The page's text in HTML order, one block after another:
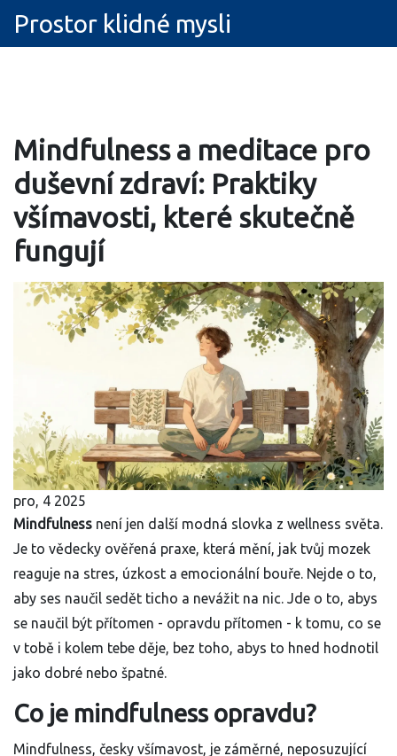
Prostor klidné mysli
Mindfulness a meditace pro
duševní zdraví: Praktiky
všímavosti, které skutečně
fungují
pro, 4 2025
Mindfulness není jen další modná slovka z wellness světa.
Je to vědecky ověřená praxe, která mění, jak tvůj mozek
reaguje na stres, úzkost a emocionální bouře. Nejde o to,
aby ses naučil sedět ticho a nevážit na nic. Jde o to, abys
se naučil být přítomen - opravdu přítomen - k tomu, co se
v tobě i kolem tebe děje, bez toho, abys to hned hodnotil
jako dobré nebo špatné.
Co je mindfulness opravdu?
Mindfulness, česky všímavost, je záměrné, neposuzující